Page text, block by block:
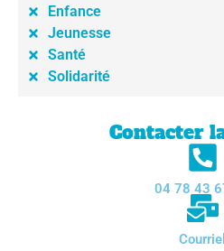
Enfance
Jeunesse
Santé
Solidarité
Contacter
04 78 43
Courriel